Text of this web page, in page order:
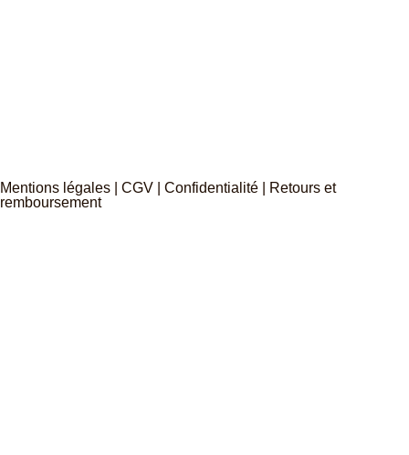
Mentions légales | CGV | Confidentialité | Retours et
remboursement